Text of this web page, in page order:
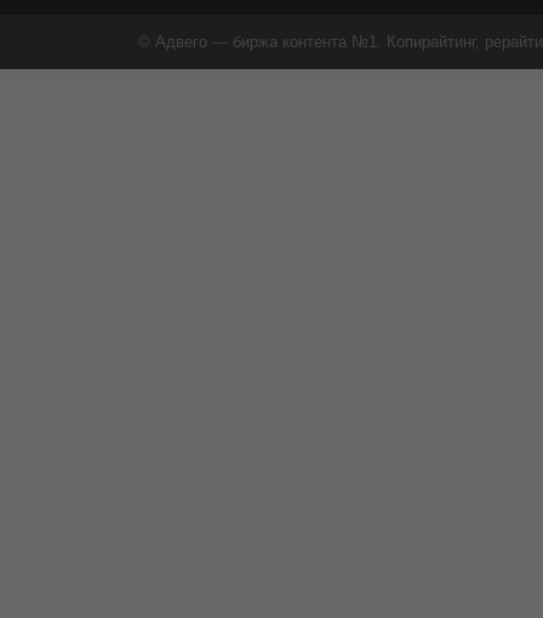
© Адвего — биржа контента №1. Копирайтинг,